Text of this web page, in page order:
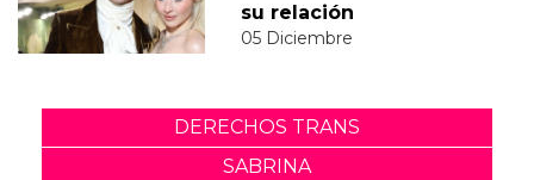
su relación
05 Diciembre
DERECHOS TRANS
SABRINA